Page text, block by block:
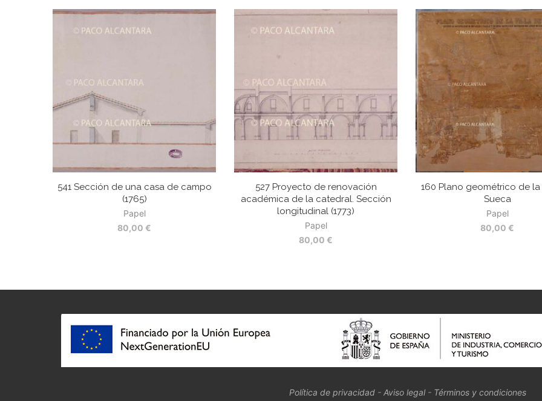
541 Sección de una casa de campo
(1765)
Papel
80,00 €
527 Proyecto de renovación
académica de la catedral. Sección
longitudinal (1773)
Papel
80,00 €
160 Plano geométrico de
Sueca
Papel
80,00 €
Política de privacidad - Aviso legal - Términos y condiciones